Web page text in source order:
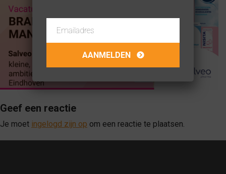
Geef een reactie
Je moet ingelogd zijn op om een reactie te plaatsen.